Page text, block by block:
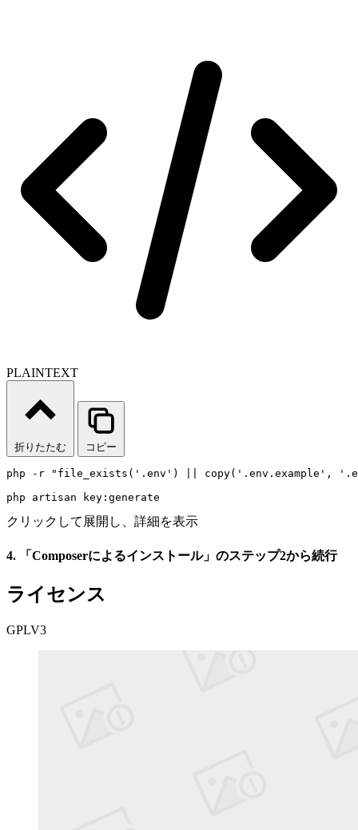
PLAINTEXT
折りたたむ コピー
php -r "file_exists('.env') || copy('.env.example',
php artisan key:generate
クリックして展開し、詳細を表示
4. 「Composerによるインストール」のステップ2から続行
ライセンス
GPLV3